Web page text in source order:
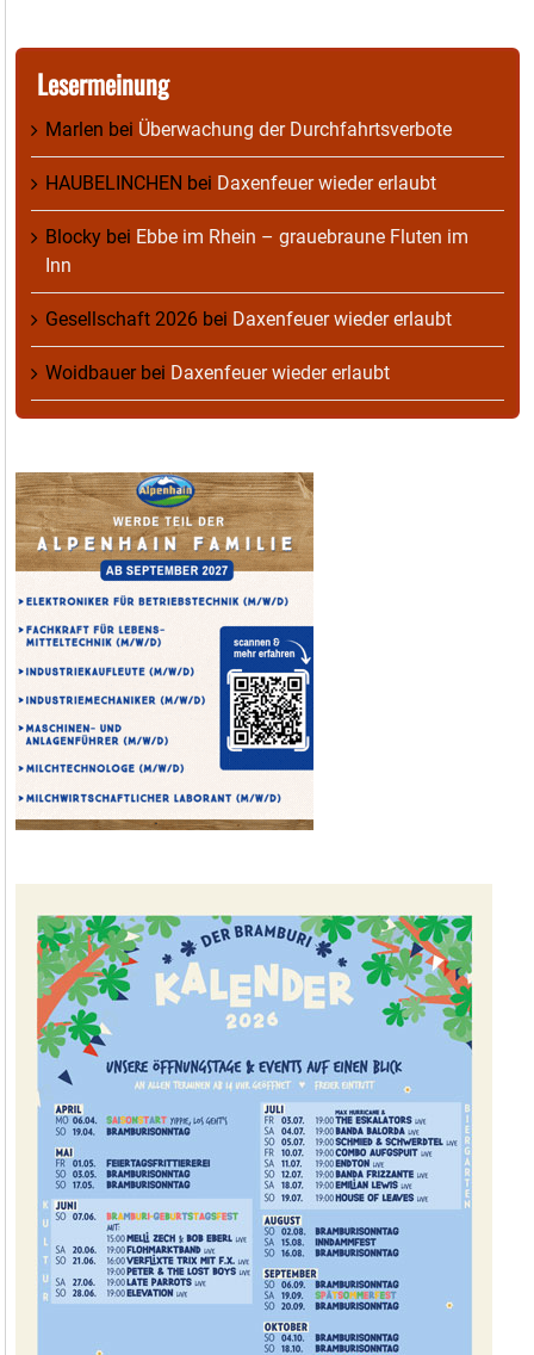
Lesermeinung
Marlen bei Überwachung der Durchfahrtsverbote
HAUBELINCHEN bei Daxenfeuer wieder erlaubt
Blocky bei Ebbe im Rhein – grauebraune Fluten im
Inn
Gesellschaft 2026 bei Daxenfeuer wieder erlaubt
Woidbauerbei Daxenfeuer wieder erlaubt